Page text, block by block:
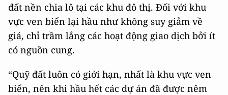
đất nền chia lô tại các khu đô thị. Đối với khu
vực ven biển lại hầu như không suy giảm về
giá, chỉ trầm lắng các hoạt động giao dịch bởi ít
có nguồn cung.
“Quỹ đất luôn có giới hạn, nhất là khu vực ven
biển, nên khi hầu hết các dự án đã được nêm